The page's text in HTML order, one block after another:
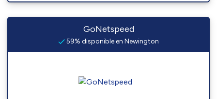
GoNetspeed
59% disponible en Newington